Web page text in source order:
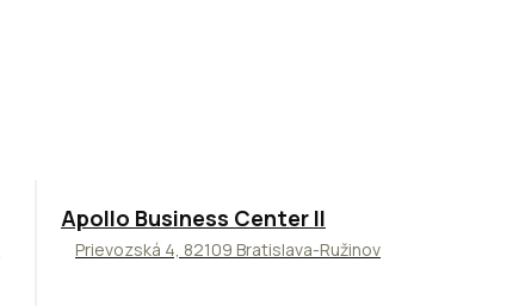
TOP NOVINKA ODPORÚČAME
Apollo Business Center II
Prievozská 4, 82109 Bratislava-Ružinov